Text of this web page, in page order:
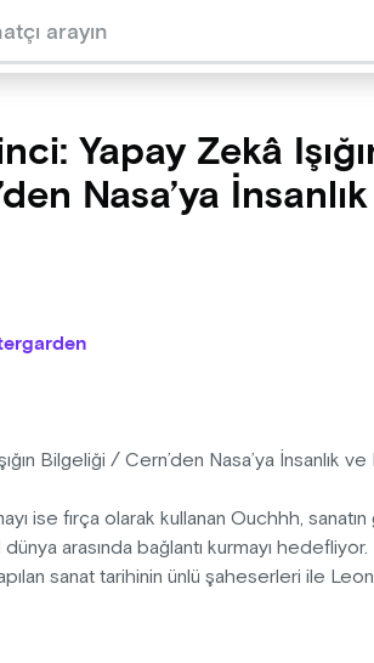
Yapay Zekâ
Nasa’ya İnsanlık
Bilgeliği / Cern’den Nasa’ya İnsanlık
ise fırça olarak kullanan Ouchhh,
arasında bağlantı kurmayı
sanat tarihinin ünlü şaheserleri ile
yapay zeka algoritmalarını kullanarak
yeni bir sanat eseri şeklinde tekrar hayata